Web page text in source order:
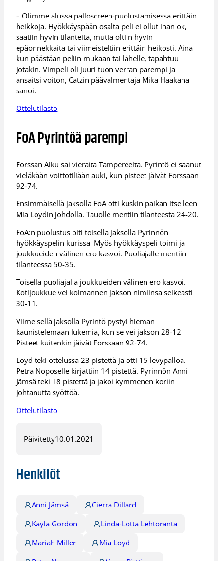
– Olimme alussa palloscreen-puolustamisessa erittäin
heikkoja. Hyökkäyspään osalta peli ei ollut ihan ok,
saatiin hyvin tilanteita, mutta oltiin hyvin
epäonnekkaita tai viimeisteltiin erittäin heikosti. Aina
kun päästään peliin mukaan tai lähelle, tapahtuu
jotakin. Vimpeli oli juuri tuon verran parempi ja
ansaitsi voiton, Catzin päävalmentaja Mika Haakana
sanoi.
Ottelutilasto
FoA Pyrintöä parempi
Forssan Alku sai vieraita Tampereelta. Pyrintö ei saanut
vieläkään voittotiliään auki, kun pisteet jäivät Forssaan
92-74.
Ensimmäisellä jaksolla FoA otti kuskin paikan itselleen
Mia Loydin johdolla. Tauolle mentiin tilanteesta 24-20.
FoA:n puolustus piti toisella jaksolla Pyrinnön
hyökkäyspelin kurissa. Myös hyökkäyspeli toimi ja
joukkueiden välinen ero kasvoi. Puoliajalle mentiin
tilanteessa 50-35.
Toisella puoliajalla joukkueiden välinen ero kasvoi.
Kotijoukkue vei kolmannen jakson nimiinsä selkeästi
30-11.
Viimeisellä jaksolla Pyrintö pystyi hieman
kaunistelemaan lukemia, kun se vei jakson 28-12.
Pisteet kuitenkin jäivät Forssaan 92-74.
Loyd teki ottelussa 23 pistettä ja otti 15 levypalloa.
Petra Noposelle kirjattiin 14 pistettä. Pyrinnön Anni
Jämsä teki 18 pistettä ja jakoi kymmenen koriin
johtanutta syöttöä.
Ottelutilasto
Päivitetty10.01.2021
Henkilöt
Anni Jämsä
Cierra Dillard
Kayla Gordon
Linda-Lotta Lehtoranta
Mariah Miller
Mia Loyd